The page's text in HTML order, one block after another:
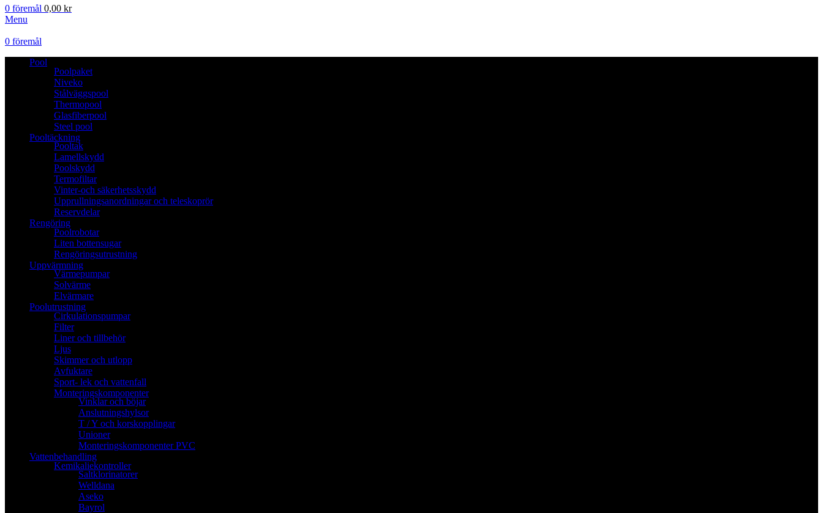
0 föremål 0,00 kr
Menu
0 föremål
Pool
Poolpaket
Niveko
Stålväggspool
Thermopool
Glasfiberpool
Steel pool
Pooltäckning
Pooltak
Lamellskydd
Poolskydd
Termofiltar
Vinter-och säkerhetsskydd
Upprullningsanordningar och teleskoprör
Reservdelar
Rengöring
Poolrobotar
Liten bottensugar
Rengöringsutrustning
Uppvärmning
Värmepumpar
Solvärme
Elvärmare
Poolutrustning
Cirkulationspumpar
Filter
Liner och tillbehör
Ljus
Skimmer och utlopp
Avfuktare
Sport- lek och vattenfall
Monteringskomponenter
Vinklar och böjar
Anslutningshylsor
T / Y och korskopplingar
Unioner
Monteringskomponenter PVC
Vattenbehandling
Kemikaliekontroller
Saltklorinatorer
Welldana
Aseko
Bayrol